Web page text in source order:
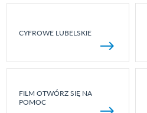
CYFROWE LUBELSKIE
FILM OTWÓRZ SIĘ NA
POMOC